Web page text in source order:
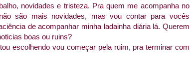
novidades e tristeza. Pra quem me acompanha no
são mais novidades, mas vou contar para vocês
de acompanhar minha ladainha diária lá. Querem
boas ou ruins?
escolhendo vou começar pela ruim, pra terminar com